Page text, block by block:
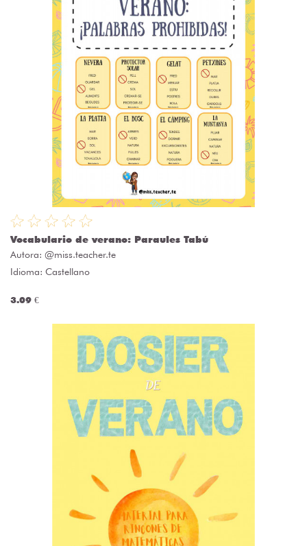
Vocabulario de verano: Paraules Tabú
Autora: @miss.teacher.te
Idioma: Castellano
3.09 €